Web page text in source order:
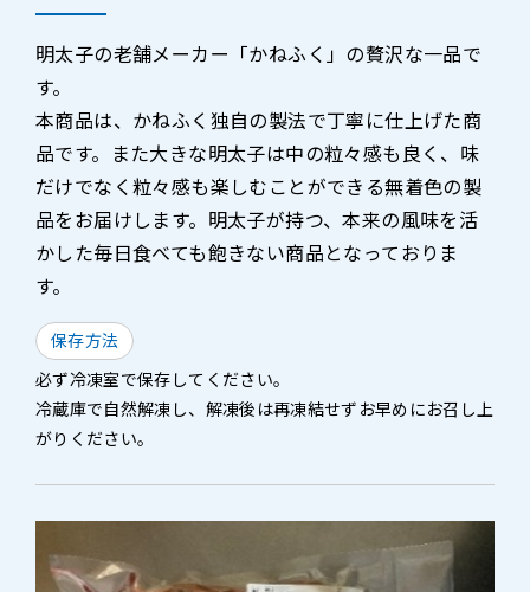
明太子の老舗メーカー「かねふく」の贅沢な一品で
す。
本商品は、かねふく独自の製法で丁寧に仕上げた商
品です。また大きな明太子は中の粒々感も良く、味
だけでなく粒々感も楽しむことができる無着色の製
品をお届けします。明太子が持つ、本来の風味を活
かした毎日食べても飽きない商品となっておりま
す。
保存方法
必ず冷凍室で保存してください。
冷蔵庫で自然解凍し、解凍後は再凍結せずお早めにお召し上
がりください。